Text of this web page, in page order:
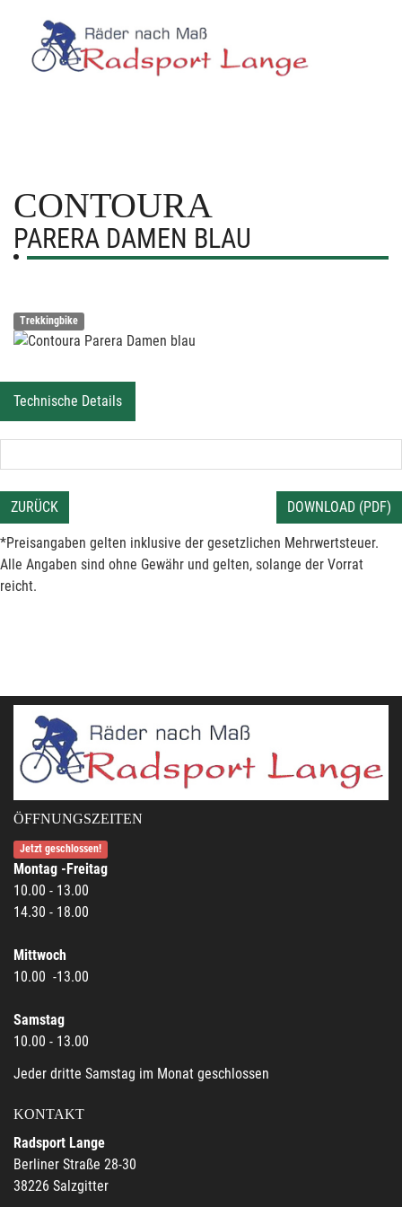
CONTOURA
PARERA DAMEN BLAU
Trekkingbike
Technische Details
ZURÜCK DOWNLOAD (PDF)
*Preisangaben gelten inklusive der gesetzlichen Mehrwertsteuer.
Alle Angaben sind ohne Gewähr und gelten, solange der Vorrat
reicht.
ÖFFNUNGSZEITEN
Jetzt geschlossen!
Montag -Freitag
10.00 - 13.00
14.30 - 18.00
Mittwoch
10.00 -13.00
Samstag
10.00 - 13.00
Jeder dritte Samstag im Monat geschlossen
KONTAKT
Radsport Lange
Berliner Straße 28-30
38226 Salzgitter